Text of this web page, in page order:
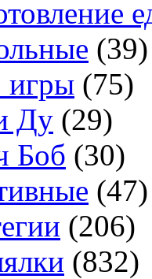
(39)
игры (75)
Ду (29)
Боб (30)
(47)
(206)
(832)